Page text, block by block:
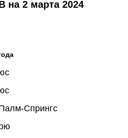
на 2 марта 2024
Спрингс